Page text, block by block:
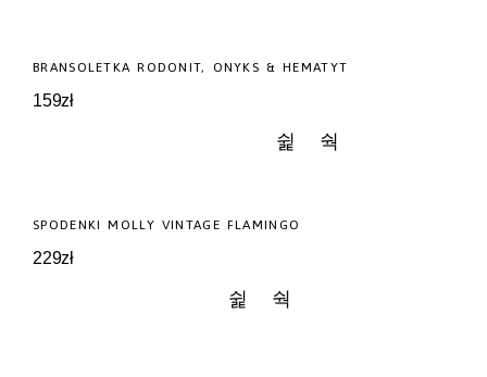
NOWOŚĆ
BRANSOLETKA RODONIT, ONYKS & HEMATYT
159zł
NOWOŚĆ
SPODENKI MOLLY VINTAGE FLAMINGO
229zł